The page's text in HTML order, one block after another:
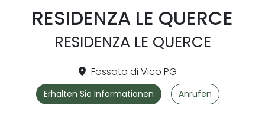
RESIDENZA LE QUERCE
RESIDENZA LE QUERCE
Fossato di Vico PG
Erhalten Sie Informationen Anrufen